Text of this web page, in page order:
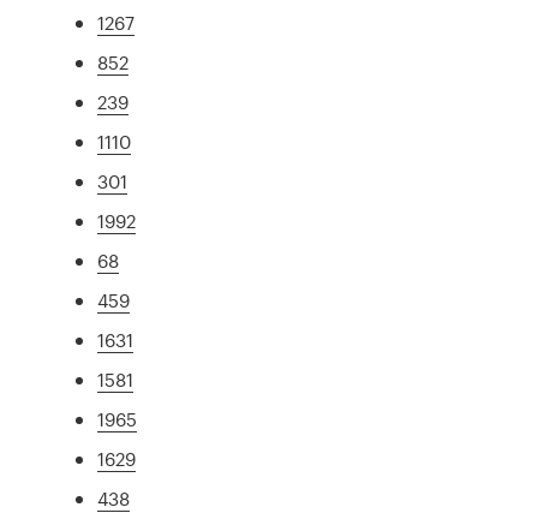
1267
852
239
1110
301
1992
68
459
1631
1581
1965
1629
438